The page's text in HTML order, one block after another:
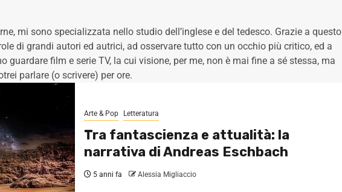
mi sono specializzata nello studio dell’inglese e del tedesco. Grazie a questo
di grandi autori ed autrici, ad osservare tutto con un occhio più critico, ed a
film e serie TV, la cui visione, per me, non è mai fine a sé stessa, ma
parlare (o scrivere) per ore.
Arte & Pop Letteratura
Tra fantascienza e attualità: la
narrativa di Andreas Eschbach
5 anni fa Alessia Migliaccio